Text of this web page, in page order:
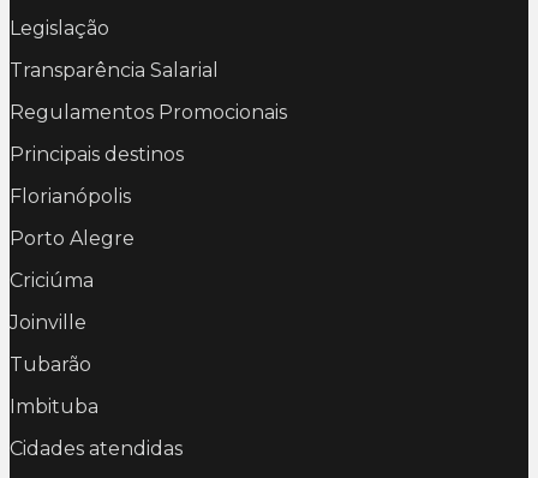
Legislação
Transparência Salarial
Regulamentos Promocionais
Principais destinos
Florianópolis
Porto Alegre
Criciúma
Joinville
Tubarão
Imbituba
Cidades atendidas